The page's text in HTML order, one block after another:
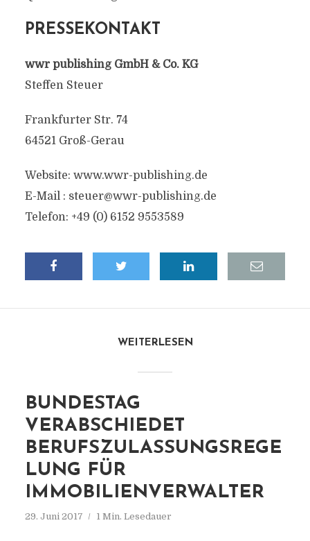
PRESSEKONTAKT
wwr publishing GmbH & Co. KG
Steffen Steuer
Frankfurter Str. 74
64521 Groß-Gerau
Website: www.wwr-publishing.de
E-Mail : steuer@wwr-publishing.de
Telefon: +49 (0) 6152 9553589
WEITERLESEN
BUNDESTAG
VERABSCHIEDET
BERUFSZULASSUNGSREGE
LUNG FÜR
IMMOBILIENVERWALTER
29. Juni 2017 1 Min. Lesedauer